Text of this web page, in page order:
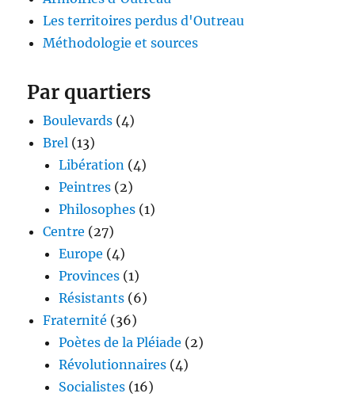
Les territoires perdus d'Outreau
Méthodologie et sources
Par quartiers
Boulevards (4)
Brel (13)
Libération (4)
Peintres (2)
Philosophes (1)
Centre (27)
Europe (4)
Provinces (1)
Résistants (6)
Fraternité (36)
Poètes de la Pléiade (2)
Révolutionnaires (4)
Socialistes (16)